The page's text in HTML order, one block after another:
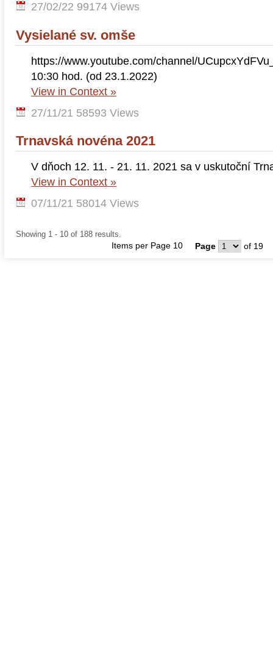
27/02/22 99174 Views
Vysielané sv. omše
https://www.youtube.com/channel/
10:30 hod. (od 23.1.2022)
View in Context »
27/11/21 58593 Views
Trnavská novéna 2021
V dňoch 12. 11. - 21. 11. 2021 sa v uskutoční
View in Context »
07/11/21 58014 Views
Showing 1 - 10 of 188 results.
Items per Page 10
Page of 19